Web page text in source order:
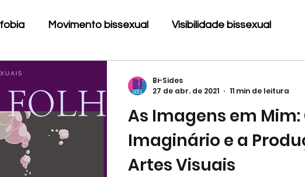
Movimento bissexual Visibilidade bissexual
Negra Colorismo Machismo Beatriz
Furtado Jamille Nunes Juliani Damasceno
As Imagens em Mim:
Imaginário e a
Artes Visuais
Bi-Sides
27 de abr. de 2021
11 min de leitura